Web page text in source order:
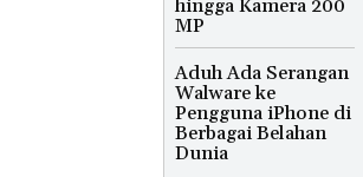
hingga Kamera 200
MP
Aduh Ada Serangan
Walware ke
Pengguna iPhone di
Berbagai Belahan
Dunia